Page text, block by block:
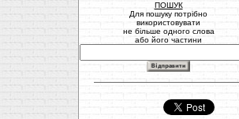
ПОШУК
Для пошуку потрібно
використовувати
не більше одного слова
або його частини